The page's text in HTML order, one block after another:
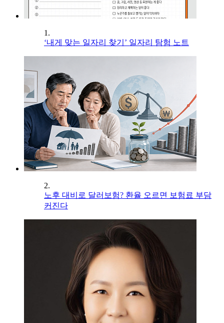
1.
‘내게 맞는 일자리 찾기’ 일자리 탐험 노트
2.
노후 대비로 달러보험? 환율 오르면 보험료 부담
커진다